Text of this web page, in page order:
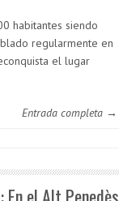
habitantes siendo
regularmente en
el lugar
Entrada completa →